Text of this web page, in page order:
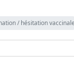
/ hésitation vaccinale